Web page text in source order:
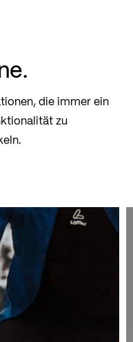
die immer ein
zu